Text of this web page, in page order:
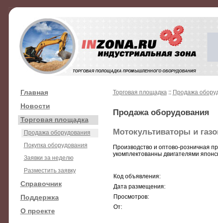
Главная
Новости
Торговая площадка
Продажа оборудования
Покупка оборудования
Заявки за неделю
Разместить заявку
Справочник
Поддержка
О проекте
Торговая площадка:: Продажа
Продажа оборудования
Мотокультиваторы и
Производство и оптово-розничная
укомплектованны двигателями
Код объявления:
Дата размещения:
Просмотров:
От: